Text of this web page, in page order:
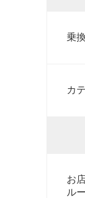
乗
カ
お
ル